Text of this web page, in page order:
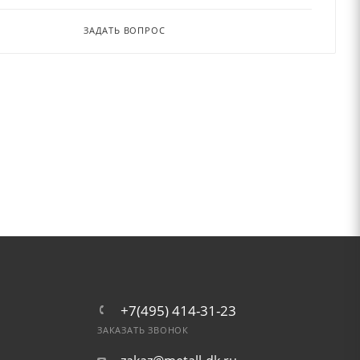
ЗАДАТЬ ВОПРОС
+7(495) 414-31-23
ЗАКАЗАТЬ ЗВОНОК